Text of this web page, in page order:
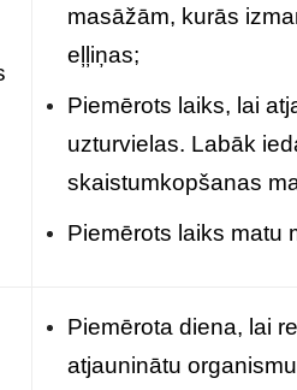
masāžām, kurās
eļļiņas;
Piemērots laiks, lai
uzturvielas. Labāk
skaistumkopšanas
Piemērots laiks matu
Piemērota diena, lai
atjauninātu